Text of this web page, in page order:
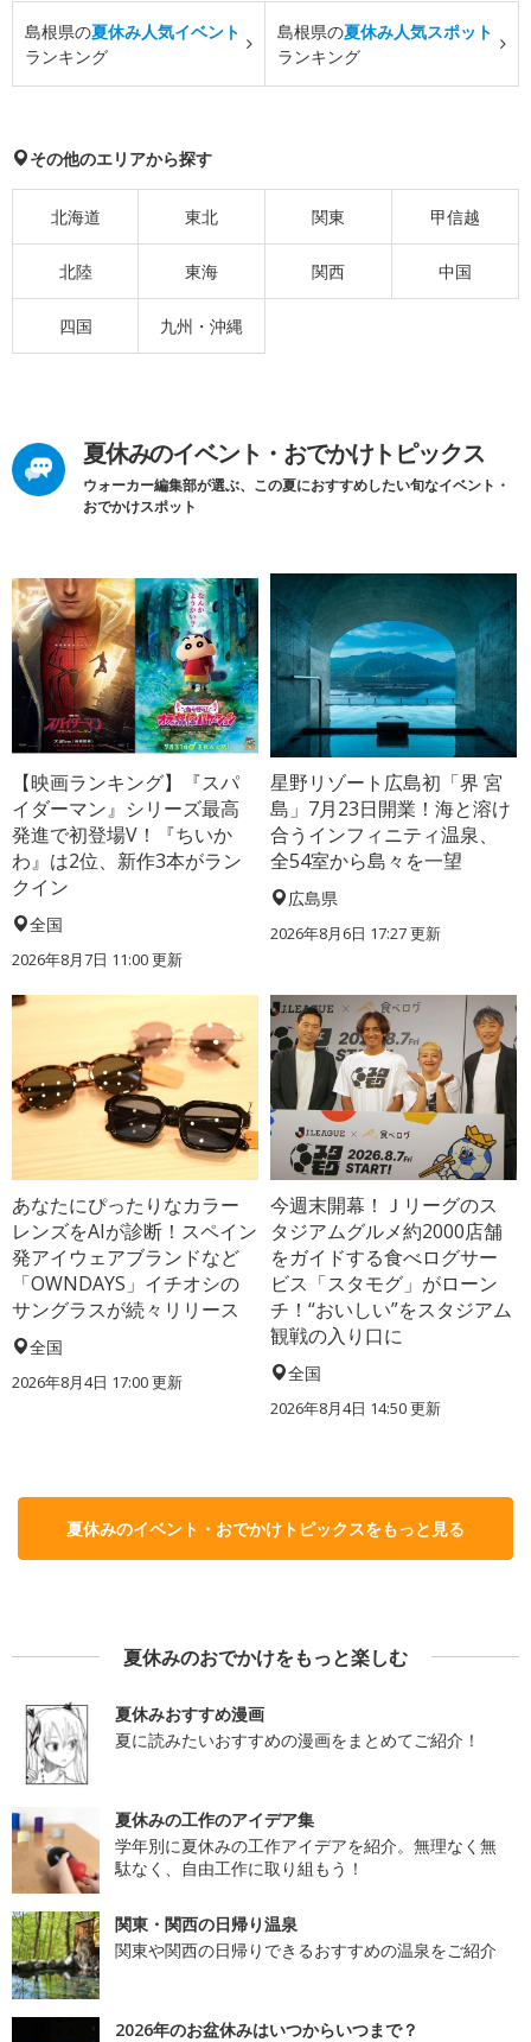
島根県の夏休み人気イベント
ランキング
島根県の夏休み人気スポット
ランキング
その他のエリアから探す
北海道 東北 関東 甲信越
北陸 東海 関西 中国
四国 九州・沖縄
夏休みのイベント・おでかけトピックス
ウォーカー編集部が選ぶ、この夏におすすめしたい旬なイベント・
おでかけスポット
【映画ランキング】『スパ
イダーマン』シリーズ最高
発進で初登場V！『ちいか
わ』は2位、新作3本がラン
クイン
全国
2026年8月7日 11:00更新
星野リゾート広島初「界 宮
島」7月23日開業！海と溶け
合うインフィニティ温泉、
全54室から島々を一望
広島県
2026年8月6日 17:27更新
あなたにぴったりなカラー
レンズをAIが診断！スペイン
発アイウェアブランドなど
「OWNDAYS」イチオシの
サングラスが続々リリース
全国
2026年8月4日 17:00更新
今週末開幕！Ｊリーグのス
タジアムグルメ約2000店舗
をガイドする食べログサー
ビス「スタモグ」がローン
チ！“おいしい”をスタジアム
観戦の入り口に
全国
2026年8月4日 14:50更新
夏休みのイベント・おでかけトピックスをもっと見る
夏休みのおでかけをもっと楽しむ
夏休みおすすめ漫画
夏に読みたいおすすめの漫画をまとめてご紹介！
夏休みの工作のアイデア集
学年別に夏休みの工作アイデアを紹介。無理なく無
駄なく、自由工作に取り組もう！
関東・関西の日帰り温泉
関東や関西の日帰りできるおすすめの温泉をご紹介
2026年のお盆休みはいつからいつまで？